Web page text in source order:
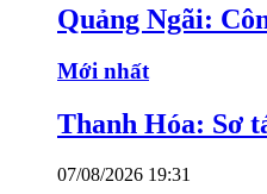
Quảng Ngãi:
Mới nhất
Thanh Hóa: Sơ
07/08/2026 19:31